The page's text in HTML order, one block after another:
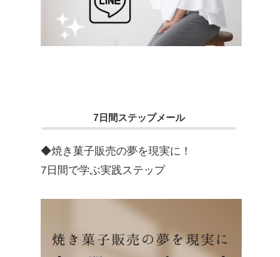
7日間ステップメール
◆焼き菓子販売の夢を現実に！
7日間で学ぶ実践ステップ